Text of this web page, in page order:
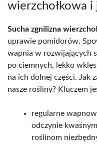
wierzchołkowa i
Sucha zgnilizna
uprawie pomidorów.
wapnia w rozwijających
po ciemnych, lekko
na ich dolnej części. Jak
nasze rośliny? Kluczem
regularne
odczynie
roślinom